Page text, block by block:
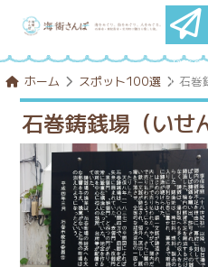
メー
ガ登録
はこ
ホーム スポット100選 石巻
石巻鋳銭場（いせ